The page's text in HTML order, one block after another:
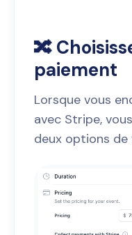
🔀
paiement
Lorsque vous
avec Stripe,
deux options de